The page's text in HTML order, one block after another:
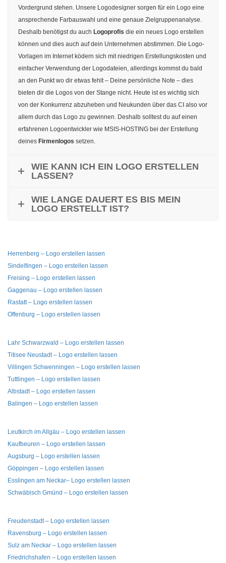
Vordergrund stehen. Unsere Logodesigner sorgen für ein Logo eine
ansprechende Farbauswahl und eine genaue Zielgruppenanalyse.
Deshalb benötigst du auch Logoprofis die ein neues Logo erstellen
können und dies auch auf dein Unternehmen abstimmen. Die Logo-
Vorlagen im Internet ködern sich mit niedrigen Erstellungskosten und
einfacher Verwendung der Logodateien, allerdings kommst du bald
an den Punkt wo dir etwas fehlt – Deine persönliche Note – dies
bieten dir die Logos von der Stange nicht. Heute ist es wichtig sich
von der Konkurrenz abzuheben und Neukunden über das CI also vor
allem durch das Logo zu gewinnen. Deshalb solltest du auf einen
erfahrenen Logoentwickler wie MSIS-HOSTING bei der Erstellung
deines Firmenlogos setzen.
WIE KANN ICH EIN LOGO ERSTELLEN
LASSEN?
WIE LANGE DAUERT ES BIS MEIN
LOGO ERSTELLT IST?
Herrenberg – Logo erstellen lassen
Sindelfingen – Logo erstellen lassen
Freising – Logo erstellen lassen
Gaggenau – Logo erstellen lassen
Rastatt – Logo erstellen lassen
Offenburg – Logo erstellen lassen
Lahr Schwarzwald – Logo erstellen lassen
Titisee Neustadt – Logo erstellen lassen
Villingen Schwenningen – Logo erstellen lassen
Tuttlingen – Logo erstellen lassen
Albstadt – Logo erstellen lassen
Balingen – Logo erstellen lassen
Leutkirch im Allgäu – Logo erstellen lassen
Kaufbeuren – Logo erstellen lassen
Augsburg – Logo erstellen lassen
Göppingen – Logo erstellen lassen
Esslingen am Neckar– Logo erstellen lassen
Schwäbisch Gmünd – Logo erstellen lassen
Freudenstadt – Logo erstellen lassen
Ravensburg – Logo erstellen lassen
Sulz am Neckar – Logo erstellen lassen
Friedrichshafen – Logo erstellen lassen